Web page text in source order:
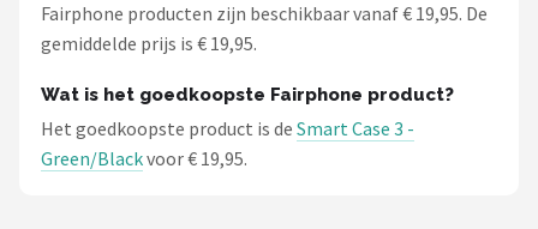
Fairphone producten zijn beschikbaar vanaf € 19,95. De
gemiddelde prijs is € 19,95.
Wat is het goedkoopste Fairphone product?
Het goedkoopste product is de Smart Case 3 -
Green/Blackvoor € 19,95.